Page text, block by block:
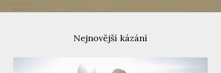
Nejnovější kázání